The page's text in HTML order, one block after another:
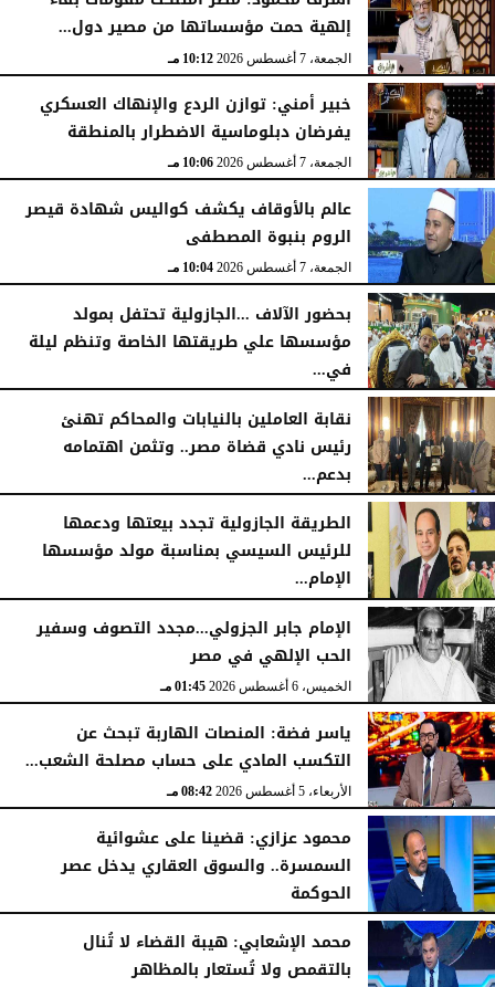
الجمعة، 7 أغسطس 2026 10:15 مـ
إلهية حمت مؤسساتها من مصير دول...
الجمعة، 7 أغسطس 2026 10:12 مـ
خبير أمني: توازن الردع والإنهاك العسكري
يفرضان دبلوماسية الاضطرار بالمنطقة
الجمعة، 7 أغسطس 2026 10:06 مـ
عالم بالأوقاف يكشف كواليس شهادة قيصر
الروم بنبوة المصطفى
الجمعة، 7 أغسطس 2026 10:04 مـ
بحضور الآلاف ...الجازولية تحتفل بمولد
مؤسسها علي طريقتها الخاصة وتنظم ليلة
في...
الجمعة، 7 أغسطس 2026
نقابة العاملين بالنيابات والمحاكم تهنئ
رئيس نادي قضاة مصر.. وتثمن اهتمامه
بدعم...
الخميس، 6 أغسطس 2026
الطريقة الجازولية تجدد بيعتها ودعمها
للرئيس السيسي بمناسبة مولد مؤسسها
الإمام...
الخميس، 6 أغسطس 2026
الإمام جابر الجزولي...مجدد التصوف وسفير
الحب الإلهي في مصر
الخميس، 6 أغسطس 2026 01:45 مـ
ياسر فضة: المنصات الهاربة تبحث عن
التكسب المادي على حساب مصلحة الشعب...
الأربعاء، 5 أغسطس 2026 08:42 مـ
محمود عزازي: قضينا على عشوائية
السمسرة.. والسوق العقاري يدخل عصر
الحوكمة
الأربعاء، 5 أغسطس 2026
محمد الإشعابي: هيبة القضاء لا تُنال
بالتقمص ولا تُستعار بالمظاهر